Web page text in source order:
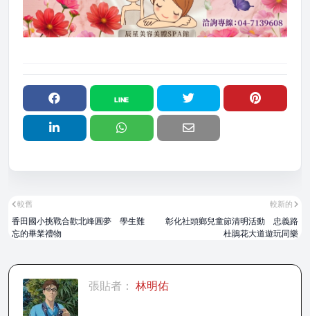
較新的
彰化社頭鄉兒童節清明活動 忠義路
杜鵑花大道遊玩同樂
較舊
香田國小挑戰合歡北峰圓夢 學生難
忘的畢業禮物
張貼者： 林明佑